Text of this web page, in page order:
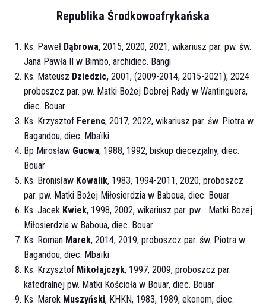
Republika Środkowoafrykańska
Ks. Paweł Dąbrowa, 2015, 2020, 2021, wikariusz par. pw. św.
Jana Pawła II w Bimbo, archidiec. Bangi
Ks. Mateusz Dziedzic, 2001, (2009-2014, 2015-2021), 2024
proboszcz par. pw. Matki Bożej Dobrej Rady w Wantinguera,
diec. Bouar
Ks. Krzysztof Ferenc, 2017, 2022, wikariusz par. św. Piotra w
Bagandou, diec. Mbaïki
Bp Mirosław Gucwa, 1988, 1992, biskup diecezjalny, diec.
Bouar
Ks. Bronisław Kowalik, 1983, 1994-2011, 2020, proboszcz
par. pw. Matki Bożej Miłosierdzia w Baboua, diec. Bouar
Ks. Jacek Kwiek, 1998, 2002, wikariusz par. pw. . Matki Bożej
Miłosierdzia w Baboua, diec. Bouar
Ks. Roman Marek, 2014, 2019, proboszcz par. św. Piotra w
Bagandou, diec. Mbaïki
Ks. Krzysztof Mikołajczyk, 1997, 2009, proboszcz par.
katedralnej pw. Matki Kościoła w Bouar, diec. Bouar
Ks. Marek Muszyński, KHKN, 1983, 1989, ekonom, diec.